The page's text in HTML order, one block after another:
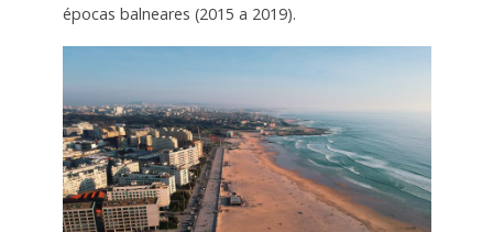
épocas balneares (2015 a 2019).